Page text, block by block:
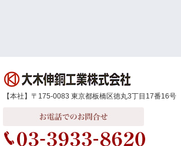
【本社】〒175-0083 東京都板橋区徳丸3丁目17番16号